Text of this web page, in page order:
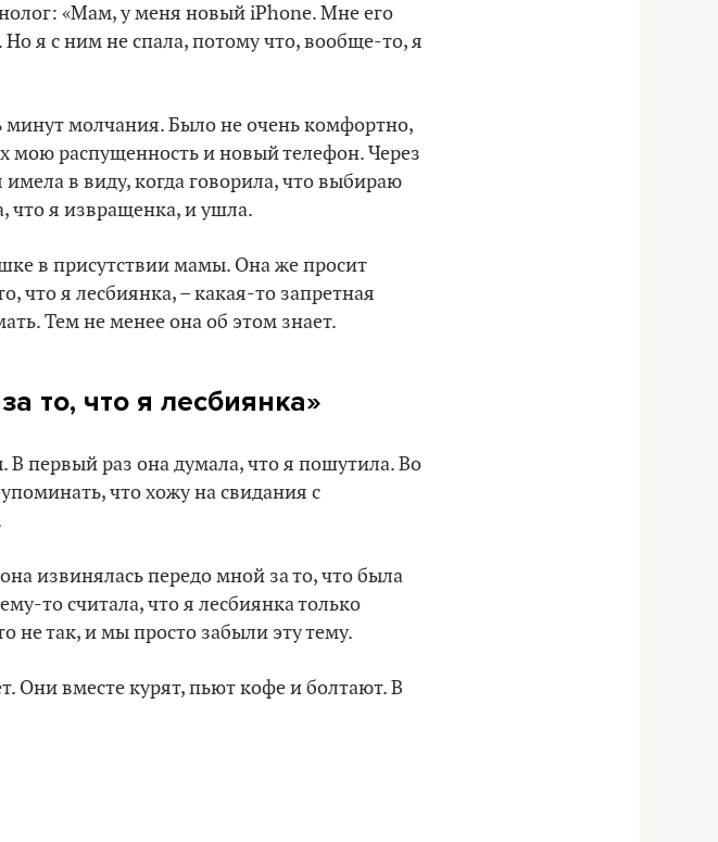
«Мам, у меня новый iPhone. Мне его
Но я с ним не спала, потому что, вообще-то, я
молчания. Было не очень комфортно,
мою распущенность и новый телефон. Через
в виду, когда говорила, что выбираю
что я извращенка, и ушла.
в присутствии мамы. Она же просит
что я лесбиянка, – какая-то запретная
Тем не менее она об этом знает.
то, что я лесбиянка»
первый раз она думала, что я пошутила. Во
что хожу на свидания с
извинялась передо мной за то, что была
то считала, что я лесбиянка только
не так, и мы просто забыли эту тему.
Они вместе курят, пьют кофе и болтают. В